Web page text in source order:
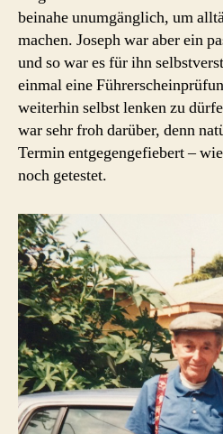
beinahe unumgänglich, um
machen. Joseph war aber ein
und so war es für ihn
einmal eine
weiterhin selbst lenken zu
war sehr froh darüber, denn
Termin entgegengefiebert –
noch getestet.